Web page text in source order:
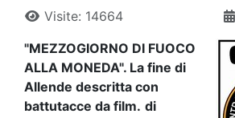
Visite: 14664
"MEZZOGIORNO DI FUOCO
ALLA MONEDA". La fine di
Allende descritta con
battutacce da film. di